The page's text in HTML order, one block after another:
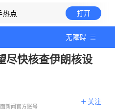
热点 打开
无障碍
尽快核查伊朗核设
新闻官方账号
关注